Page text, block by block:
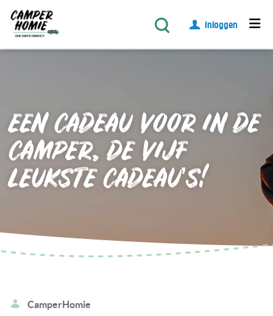
Inloggen
EEN CADEAU VOOR IN DE
CAMPER, DE VIJF
LEUKSTE CADEAU’S!
CamperHomie